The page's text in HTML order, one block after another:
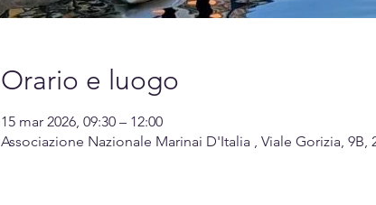
Orario e luogo
15 mar 2026, 09:30 – 12:00
Associazione Nazionale Marinai D'Italia , Viale Gorizia, 9B,